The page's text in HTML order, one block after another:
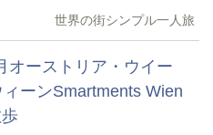
世界の街シンプル一人旅
オーストリア・ウイー
ーンSmartments Wien